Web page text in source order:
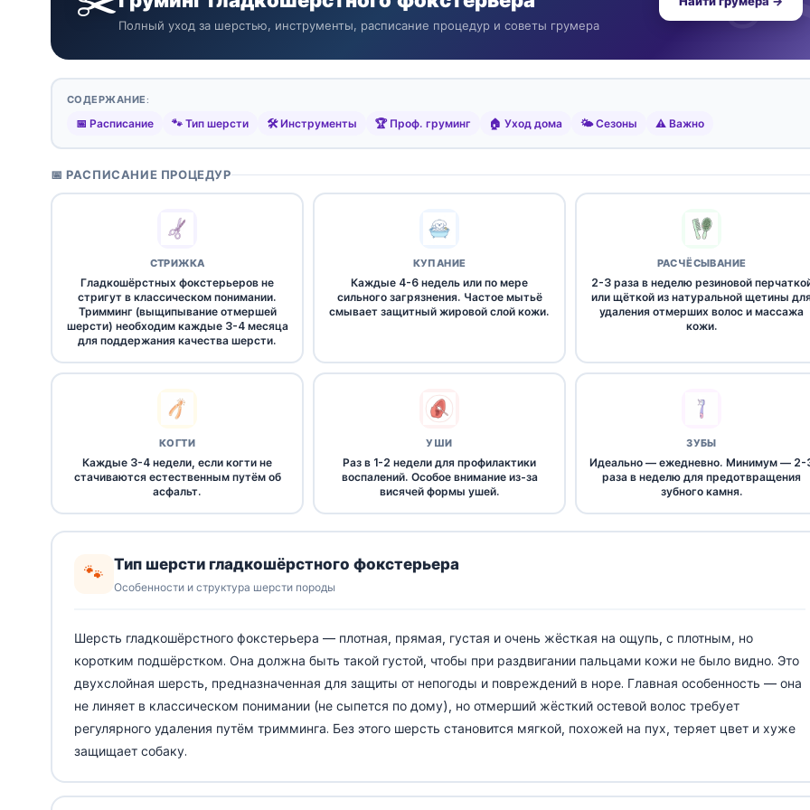
Полный уход за шерстью, инструменты, расписание процедур и советы грумера
СОДЕРЖАНИЕ:
📅 Расписание 🐾 Тип шерсти 🛠️ Инструменты 🏆 Проф. груминг 🏠 Уход дома 🌤️ Сезоны ⚠️ Важно
📅 РАСПИСАНИЕ ПРОЦЕДУР
СТРИЖКА
Гладкошёрстных фокстерьеров не
стригут в классическом понимании.
Тримминг (выщипывание отмершей
шерсти) необходим каждые 3-4 месяца
для поддержания качества шерсти.
КУПАНИЕ
Каждые 4-6 недель или по мере
сильного загрязнения. Частое мытьё
смывает защитный жировой слой кожи.
РАСЧЁСЫВАНИЕ
2-3 раза в неделю резиновой
или щёткой из натуральной щетины
удаления отмерших волос и массажа
кожи.
КОГТИ
Каждые 3-4 недели, если когти не
стачиваются естественным путём об
асфальт.
УШИ
Раз в 1-2 недели для профилактики
воспалений. Особое внимание из-за
висячей формы ушей.
ЗУБЫ
Идеально — ежедневно. Минимум — 2-
раза в неделю для предотвращения
зубного камня.
🐾 Тип шерсти гладкошёрстного фокстерьера
Особенности и структура шерсти породы
Шерсть гладкошёрстного фокстерьера — плотная, прямая, густая и очень жёсткая на ощупь, с плотным, но
коротким подшёрстком. Она должна быть такой густой, чтобы при раздвигании пальцами кожи не было видно. Это
двухслойная шерсть, предназначенная для защиты от непогоды и повреждений в норе. Главная особенность — она
не линяет в классическом понимании (не сыпется по дому), но отмерший жёсткий остевой волос требует
регулярного удаления путём тримминга. Без этого шерсть становится мягкой, похожей на пух, теряет цвет и хуже
защищает собаку.